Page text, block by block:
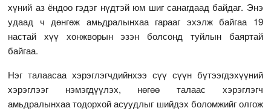
хүний аз ёндоо гэдэг нүдтэй юм шиг санагдаад байдаг. Энэ
удаад ч дөнгөж амьдралынхаа гарааг эхэлж байгаа 19
настай хүү хонжворын эзэн болсонд туйлын баяртай
байгаа.
Нэг талаасаа хэрэглэгчдийнхээ сүү сүүн бүтээгдэхүүний
хэрэглээг нэмэгдүүлэх, нөгөө талаас хэрэглэгч
амьдралынхаа тодорхой асуудлыг шийдэх боломжийг олгож